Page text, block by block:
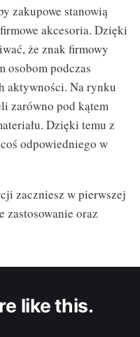
zakupowe stanowią
akcesoria. Dzięki
że znak firmowy
osobom podczas
aktywności. Na rynku
zarówno pod kątem
Dzięki temu z
odpowiedniego w
zaczniesz w pierwszej
zastosowanie oraz
like this.